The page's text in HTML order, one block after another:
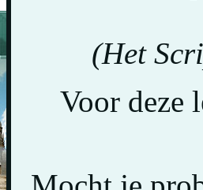
(Het
Voor deze